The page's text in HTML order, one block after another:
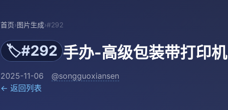
首页›图片生成›#292
🏷️#292 手办-高级包装带打印机
2025-11-06 @songguoxiansen
← 返回列表